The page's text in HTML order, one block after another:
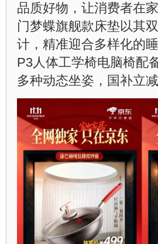
品质好物，让消费者在
门梦蝶旗舰款床垫以其
计，精准迎合多样化的
P3人体工学椅电脑椅配
多种动态坐姿，国补立减